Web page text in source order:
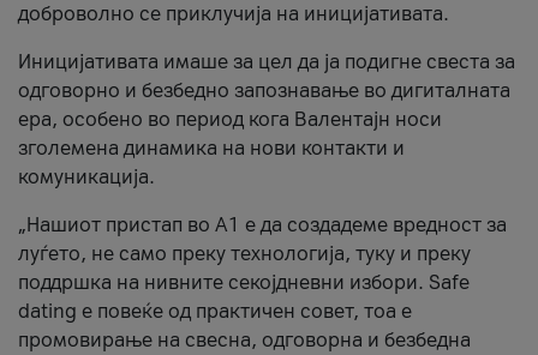
доброволно се приклучија на иницијативата.
Иницијативата имаше за цел да ја подигне свеста за
одговорно и безбедно запознавање во дигиталната
ера, особено во период кога Валентајн носи
зголемена динамика на нови контакти и
комуникација.
„Нашиот пристап во А1 е да создадеме вредност за
луѓето, не само преку технологија, туку и преку
поддршка на нивните секојдневни избори. Safe
dating е повеќе од практичен совет, тоа е
промовирање на свесна, одговорна и безбедна